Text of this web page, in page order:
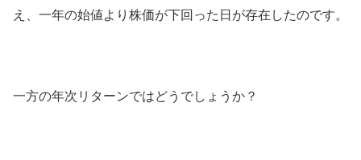
え、一年の始値より株価が下回った日が存在したのです。
一方の年次リターンではどうでしょうか？